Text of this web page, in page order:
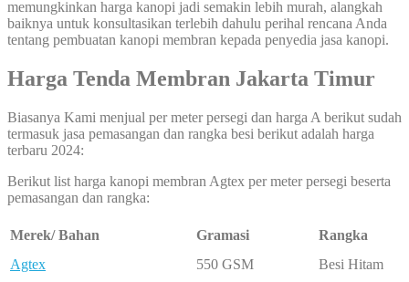
memungkinkan harga kanopi jadi semakin lebih murah, alangkah
baiknya untuk konsultasikan terlebih dahulu perihal rencana Anda
tentang pembuatan kanopi membran kepada penyedia jasa kanopi.
Harga Tenda Membran Jakarta Timur
Biasanya Kami menjual per meter persegi dan harga A berikut sudah
termasuk jasa pemasangan dan rangka besi berikut adalah harga
terbaru 2024:
Berikut list harga kanopi membran Agtex per meter persegi beserta
pemasangan dan rangka:
Merek/ Bahan Gramasi
Rangka
Agtex
550 GSM
Besi Hitam